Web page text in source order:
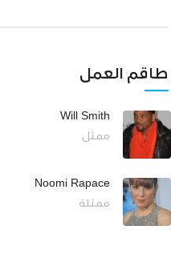
طاقم العمل
Will Smith
ممثل
Noomi Rapace
ممثلة